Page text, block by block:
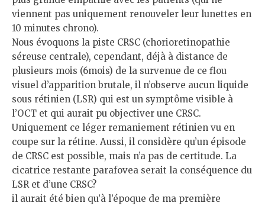
viennent pas uniquement renouveler leur lunettes en
10 minutes chrono).
Nous évoquons la piste CRSC (chorioretinopathie
séreuse centrale), cependant, déjà à distance de
plusieurs mois (6mois) de la survenue de ce flou
visuel d’apparition brutale, il n’observe aucun liquide
sous rétinien (LSR) qui est un symptôme visible à
l’OCT et qui aurait pu objectiver une CRSC.
Uniquement ce léger remaniement rétinien vu en
coupe sur la rétine. Aussi, il considère qu’un épisode
de CRSC est possible, mais n’a pas de certitude. La
cicatrice restante parafovea serait la conséquence du
LSR et d’une CRSC?
il aurait été bien qu’à l’époque de ma première